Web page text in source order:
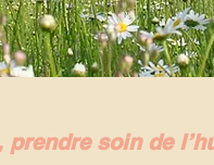
prendre soin de